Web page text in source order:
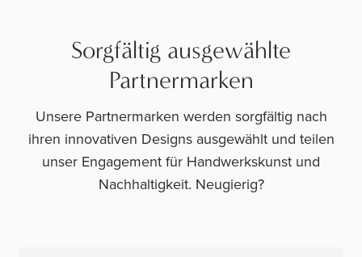
Sorgfältig ausgewählte
Partnermarken
Unsere Partnermarken werden sorgfältig nach
ihren innovativen Designs ausgewählt und teilen
unser Engagement für Handwerkskunst und
Nachhaltigkeit. Neugierig?